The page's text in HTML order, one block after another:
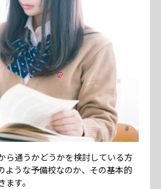
ら通うかどうかを検討している方
ような予備校なのか、その基本的
す。